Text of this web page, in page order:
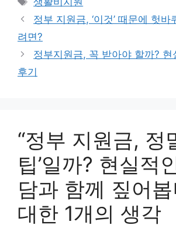
리
그
정부 지원금, ‘이것’ 때문에 헛
려면?
정부지원금, 꼭 받아야 할까? 현
후기
“정부 지원금, 정
팁’일까? 현실적
담과 함께 짚어봅
대한 1개의 생각